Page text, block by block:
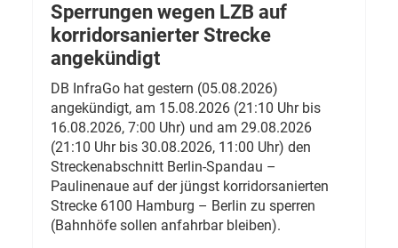
Sperrungen wegen LZB auf
korridorsanierter Strecke
angekündigt
DB InfraGo hat gestern (05.08.2026)
angekündigt, am 15.08.2026 (21:10 Uhr bis
16.08.2026, 7:00 Uhr) und am 29.08.2026
(21:10 Uhr bis 30.08.2026, 11:00 Uhr) den
Streckenabschnitt Berlin-Spandau –
Paulinenaue auf der jüngst korridorsanierten
Strecke 6100 Hamburg – Berlin zu sperren
(Bahnhöfe sollen anfahrbar bleiben).